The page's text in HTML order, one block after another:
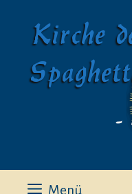
springenKirche
-
Menü